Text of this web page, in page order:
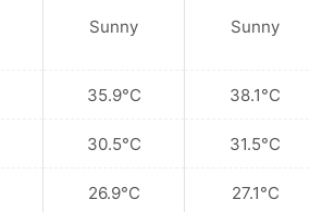
Sunny
35.9°C
30.5°C
26.9°C
Sunny
38.1°C
31.5°C
27.1°C